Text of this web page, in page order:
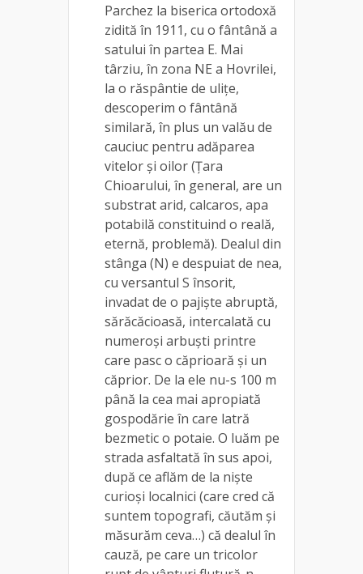
Parchez la biserica ortodoxă
zidită în 1911, cu o fântână a
satului în partea E. Mai
târziu, în zona NE a Hovrilei,
la o răspântie de ulițe,
descoperim o fântână
similară, în plus un valău de
cauciuc pentru adăparea
vitelor și oilor (Țara
Chioarului, în general, are un
substrat arid, calcaros, apa
potabilă constituind o reală,
eternă, problemă). Dealul din
stânga (N) e despuiat de nea,
cu versantul S însorit,
invadat de o pajiște abruptă,
sărăcăcioasă, intercalată cu
numeroși arbuști printre
care pasc o căprioară și un
căprior. De la ele nu-s 100 m
până la cea mai apropiată
gospodărie în care latră
bezmetic o potaie. O luăm pe
strada asfaltată în sus apoi,
după ce aflăm de la niște
curioși localnici (care cred că
suntem topografi, căutăm și
măsurăm ceva…) că dealul în
cauză, pe care un tricolor